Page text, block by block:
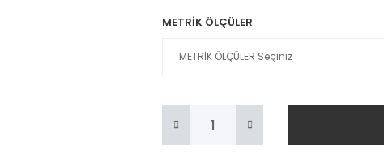
METRİK ÖLÇÜLER